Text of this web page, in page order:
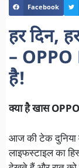
Facebook
हर दिन,
–
है!
क्या है खास
आज की टेक दुनिया में
लाइफस्टाइल का